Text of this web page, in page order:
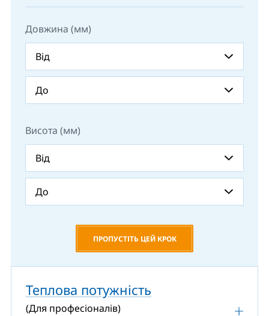
Довжина (мм)
Висота (мм)
ПРОПУСТІТЬ ЦЕЙ КРОК
Теплова потужність
(Для професіоналів)